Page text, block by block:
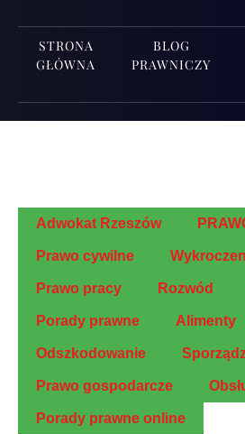
STRONA
GŁÓWNA
BLOG
PRAWNICZY
Adwo­kat Rzeszów
Pra­wo cywilne
Pra­wo pracy Roz­wód
Pora­dy prawne Ali­men­ty
Odszko­do­wa­nie
Pra­wo gospodarcze
Pora­dy praw­ne online